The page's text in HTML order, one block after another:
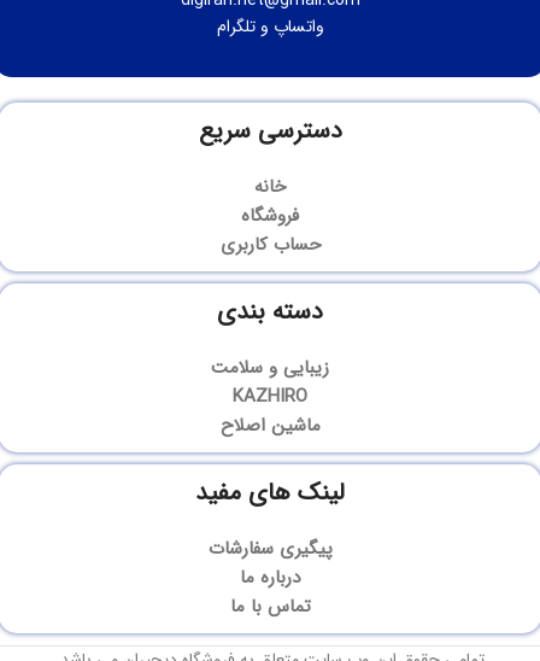
واتساپ وتلگرام
دسترسی سریع
خانه
فروشگاه
حساب کاربری
دسته بندی
زیبایی و سلامت
KAZHIRO
ماشین اصلاح
لینک های مفید
پیگیری سفارشات
درباره ما
تماس با ما